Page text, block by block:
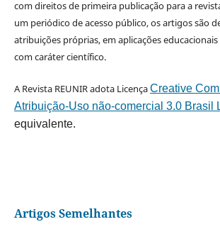
com direitos de primeira publicação para a
um periódico de acesso público, os artigos são
atribuições próprias, em aplicações
com caráter científico.
A Revista REUNIR adota LicençaCreative
Atribuição-Uso não-comercial 3.0 Brasil
equivalente.
Artigos Semelhantes